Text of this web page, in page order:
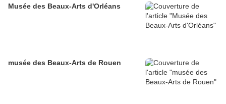
Musée des Beaux-Arts d'Orléans
musée des Beaux-Arts de Rouen